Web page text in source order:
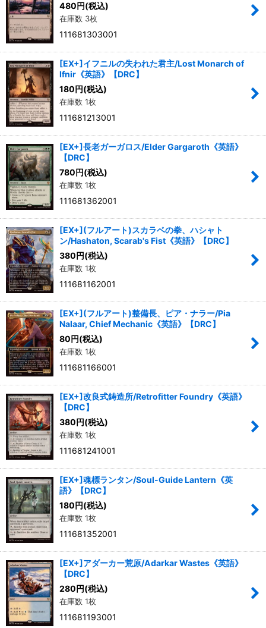
480円(税込)
在庫数 3枚
111681303001
[EX+]イフニルの失われた君主/Lost Monarch of
Ifnir《英語》【DRC】
180円(税込)
在庫数 1枚
111681213001
[EX+]長老ガーガロス/Elder Gargaroth《英語》
【DRC】
780円(税込)
在庫数 1枚
111681362001
[EX+](フルアート)スカラベの拳、ハシャト
ン/Hashaton, Scarab's Fist《英語》【DRC】
380円(税込)
在庫数 1枚
111681162001
[EX+](フルアート)整備長、ピア・ナラー/Pia
Nalaar, Chief Mechanic《英語》【DRC】
80円(税込)
在庫数 1枚
111681166001
[EX+]改良式鋳造所/Retrofitter Foundry《英語》
【DRC】
380円(税込)
在庫数 1枚
111681241001
[EX+]魂標ランタン/Soul-Guide Lantern《英
語》【DRC】
180円(税込)
在庫数 1枚
111681352001
[EX+]アダーカー荒原/Adarkar Wastes《英語》
【DRC】
280円(税込)
在庫数 1枚
111681193001